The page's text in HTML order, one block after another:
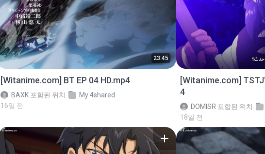
23:45
[Witanime.com] BT EP 04 HD.mp4
BAXK 포함된 위치
My 4shared
16일 전
[Witanime.com]
4
DOMISR 포함된 위치
18일 전